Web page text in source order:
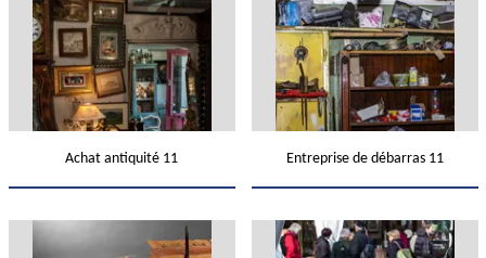
Achat antiquité 11 Entreprise de débarras 11